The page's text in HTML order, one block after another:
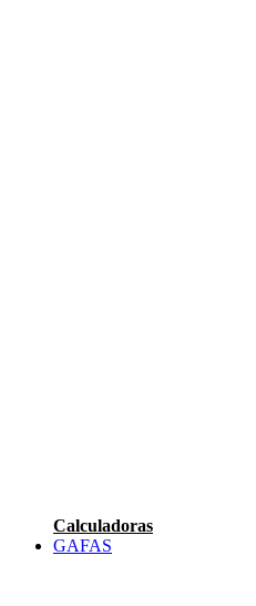
Calculadoras
GAFAS